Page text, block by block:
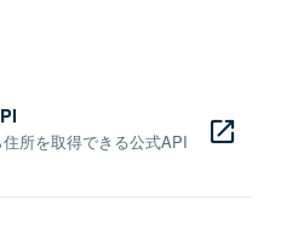
所を取得できる公式API